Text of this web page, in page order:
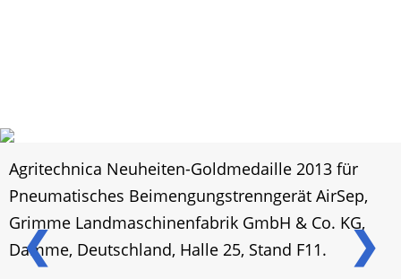
❮ ❯
Agritechnica Neuheiten-Goldmedaille 2013 für
Pneumatisches Beimengungstrenngerät AirSep,
Grimme Landmaschinenfabrik GmbH & Co. KG,
Damme, Deutschland, Halle 25, Stand F11.